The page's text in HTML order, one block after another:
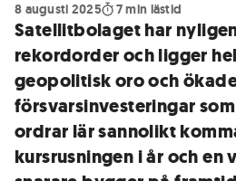
8 augusti 2025
7min lästid
Satellitbolaget har
rekordorder och ligger
geopolitisk oro och
försvarsinvesteringar
ordrar lär sannolikt
kursrusningen i år och en